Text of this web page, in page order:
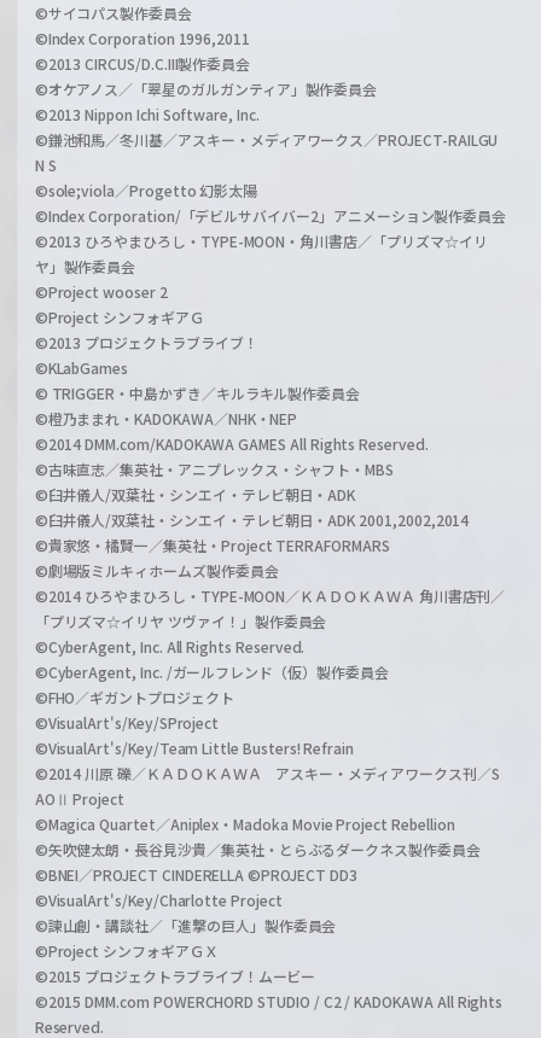
©サイコパス製作委員会
©Index Corporation 1996,2011
©2013 CIRCUS/D.C.III製作委員会
©オケアノス／「翠星のガルガンティア」製作委員会
©2013 Nippon Ichi Software, Inc.
©鎌池和馬／冬川基／アスキー・メディアワークス／PROJECT-RAILGU
N S
©sole;viola／Progetto 幻影太陽
©Index Corporation/「デビルサバイバー2」アニメーション製作委員会
©2013 ひろやまひろし・TYPE-MOON・角川書店／「プリズマ☆イリ
ヤ」製作委員会
©Project wooser 2
©Project シンフォギアＧ
©2013 プロジェクトラブライブ！
©KLabGames
© TRIGGER・中島かずき／キルラキル製作委員会
©橙乃ままれ・KADOKAWA／NHK・NEP
©2014 DMM.com/KADOKAWA GAMES All Rights Reserved.
©古味直志／集英社・アニプレックス・シャフト・MBS
©臼井儀人/双葉社・シンエイ・テレビ朝日・ADK
©臼井儀人/双葉社・シンエイ・テレビ朝日・ADK 2001,2002,2014
©貴家悠・橘賢一／集英社・Project TERRAFORMARS
©劇場版ミルキィホームズ製作委員会
©2014 ひろやまひろし・TYPE-MOON／ＫＡＤＯＫＡＷＡ 角川書店刊／
「プリズマ☆イリヤ ツヴァイ！」製作委員会
©CyberAgent, Inc. All Rights Reserved.
©CyberAgent, Inc. /ガールフレンド（仮）製作委員会
©FHO／ギガントプロジェクト
©VisualArt's/Key/SProject
©VisualArt's/Key/Team Little Busters! Refrain
©2014 川原 礫／ＫＡＤＯＫＡＷＡ アスキー・メディアワークス刊／S
AOⅡ Project
©Magica Quartet／Aniplex・Madoka Movie Project Rebellion
©矢吹健太朗・長谷見沙貴／集英社・とらぶるダークネス製作委員会
©BNEI／PROJECT CINDERELLA ©PROJECT DD3
©VisualArt's/Key/Charlotte Project
©諫山創・講談社／「進撃の巨人」製作委員会
©Project シンフォギアＧＸ
©2015 プロジェクトラブライブ！ムービー
©2015 DMM.com POWERCHORD STUDIO / C2 / KADOKAWA All Rights
Reserved.